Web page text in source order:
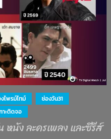
ไพรม์ไทม์
ช่องวัน31
าะติดจอ
หนัง ละครเพลง และซีรีส์